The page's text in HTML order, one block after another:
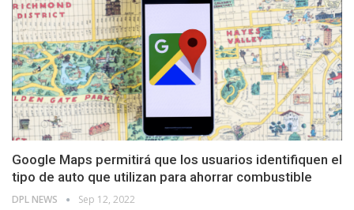
Google Maps permitirá que los usuarios identifiquen el
tipo de auto que utilizan para ahorrar combustible
DPL NEWS Sep 12, 2022